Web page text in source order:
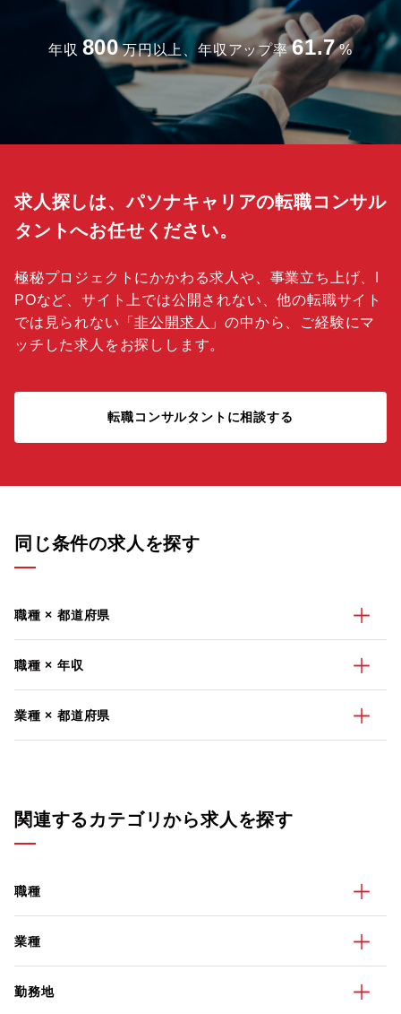
年収 800 万円以上、年収アップ率 61.7 %
求人探しは、パソナキャリアの転職コンサル
タントへお任せください。
極秘プロジェクトにかかわる求人や、事業立ち上げ、I
POなど、サイト上では公開されない、他の転職サイト
では見られない「非公開求人 」の中から、ご経験にマ
ッチした求人をお探しします。
転職コンサルタントに相談する
同じ条件の求人を探す
職種 × 都道府県
職種 × 年収
業種 × 都道府県
関連するカテゴリから求人を探す
職種
業種
勤務地